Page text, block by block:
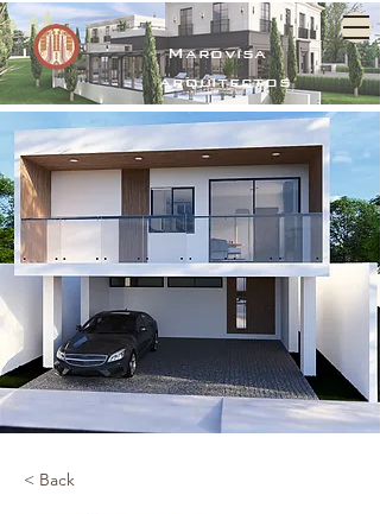
Marovisa
arquitectos
< Back